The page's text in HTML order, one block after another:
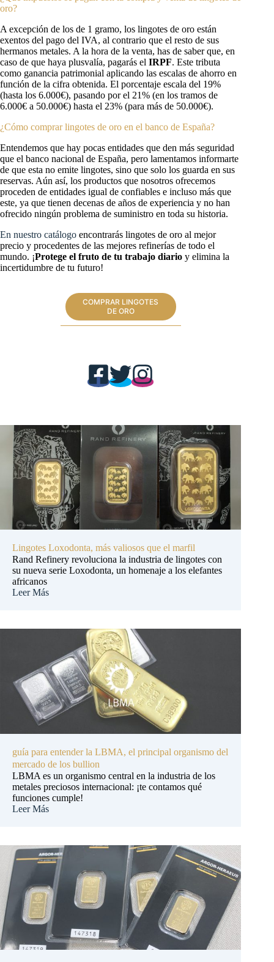
oro?
A excepción de los de 1 gramo, los lingotes de oro están
exentos del pago del IVA, al contrario que el resto de sus
hermanos metales. A la hora de la venta, has de saber que, en
caso de que haya plusvalía, pagarás el IRPF. Este tributa
como ganancia patrimonial aplicando las escalas de ahorro en
función de la cifra obtenida. El porcentaje escala del 19%
(hasta los 6.000€), pasando por el 21% (en los tramos de
6.000€ a 50.000€) hasta el 23% (para más de 50.000€).
¿Cómo comprar lingotes de oro en el banco de España?
Entendemos que hay pocas entidades que den más seguridad
que el banco nacional de España, pero lamentamos informarte
de que esta no emite lingotes, sino que solo los guarda en sus
reservas. Aún así, los productos que nosotros ofrecemos
proceden de entidades igual de confiables e incluso más que
este, ya que tienen decenas de años de experiencia y no han
ofrecido ningún problema de suministro en toda su historia.
En nuestro catálogo encontrarás lingotes de oro al mejor
precio y procedentes de las mejores refinerías de todo el
mundo. ¡Protege el fruto de tu trabajo diario y elimina la
incertidumbre de tu futuro!
COMPRAR LINGOTES
DE ORO
Lingotes Loxodonta, más valiosos que el marfil
Rand Refinery revoluciona la industria de lingotes con
su nueva serie Loxodonta, un homenaje a los elefantes
africanos
Leer Más
guía para entender la LBMA, el principal organismo del
mercado de los bullion
LBMA es un organismo central en la industria de los
metales preciosos internacional: ¡te contamos qué
funciones cumple!
Leer Más